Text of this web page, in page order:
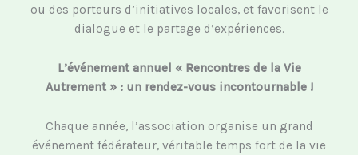
ou des porteurs d’initiatives locales, et favorisent le
dialogue et le partage d’expériences.
L’événement annuel « Rencontres de la Vie
Autrement » : un rendez-vous incontournable !
Chaque année, l’association organise un grand
événement fédérateur, véritable temps fort de la vie